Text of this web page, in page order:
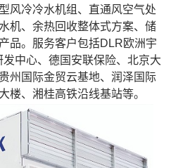
风冷冷水机组、直通风空气处
机、余热回收整体式方案、储
品。服务客户包括DLR欧洲宇
中心、德国安联保险、北京大
州国际金贸云基地、润泽国际
楼、湘桂高铁沿线基站等。